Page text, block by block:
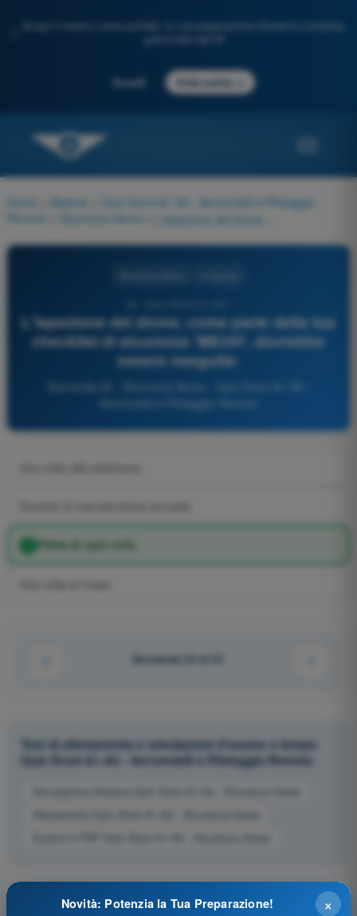
Scopri il nostro nuovo portale: la tua preparazione d'esame completa,
Accedi Inizia subito
Home Materie
Quiz Droni A1-A3 - Aeromobili a Pilotaggio
Sicurezza Aerea
L'ispezione del drone, come parte della tua
checklist di sicurezza 'MEUH', dovrebbe
essere eseguita:
Aeromobili a Pilotaggio Remoto
Prima di ogni volo.
Domanda 24 di 61
Test di allenamento e simulazioni d'esame a tempo
Quiz Droni A1-A3 - Aeromobili a Pilotaggio Remoto
Simulazione d'esame Quiz Droni A1-A3 - Sicurezza Aerea
×
Novità: Potenzia la Tua Preparazione!